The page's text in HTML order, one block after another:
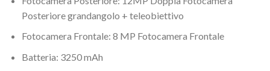
Posteriore grandangolo + teleobiettivo
Fotocamera Frontale: 8 MP Fotocamera Frontale
Batteria: 3250 mAh